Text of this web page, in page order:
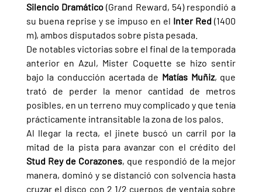
Silencio Dramático (Grand Reward, 54) respondió a
su buena reprise y se impuso en el Inter Red (1400
m), ambos disputados sobre pista pesada.
De notables victorias sobre el final de la temporada
anterior en Azul, Mister Coquette se hizo sentir
bajo la conducción acertada de Matías Muñiz, que
trató de perder la menor cantidad de metros
posibles, en un terreno muy complicado y que tenía
prácticamente intransitable la zona de los palos.
Al llegar la recta, el jinete buscó un carril por la
Stud Rey de Corazones, que respondió de la mejor
manera, dominó y se distanció con solvencia hasta